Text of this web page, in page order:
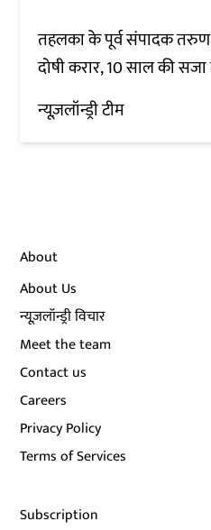
तहलका के पूर्व संपादक
दोषी करार, 10 साल की
न्यूज़लॉन्ड्री टीम
About
About Us
न्यूज़लॉन्ड्री विचार
Meet the team
Contact us
Careers
Privacy Policy
Terms of Services
Subscription